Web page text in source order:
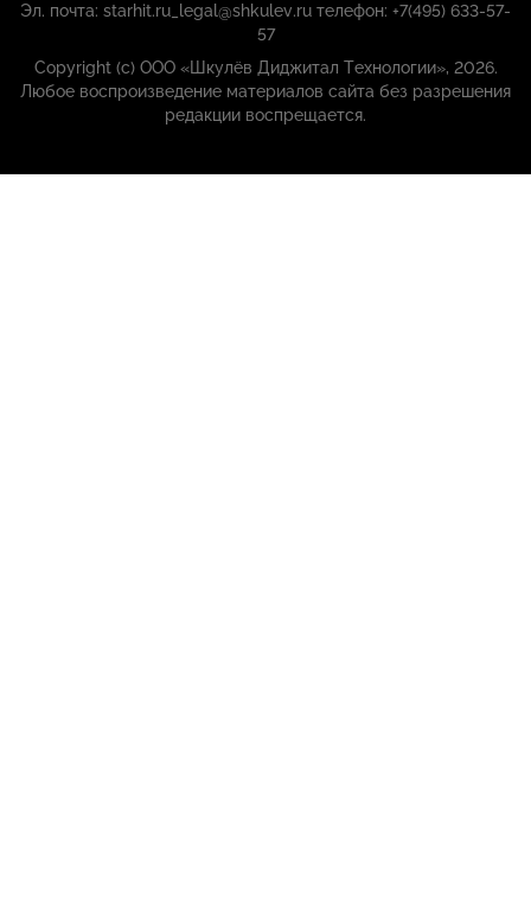
Эл. почта: starhit.ru_legal@shkulev.ru телефон: +7(495) 633-57-
57
Copyright (с) ООО «Шкулёв Диджитал Технологии», 2026.
Любое воспроизведение материалов сайта без разрешения
редакции воспрещается.